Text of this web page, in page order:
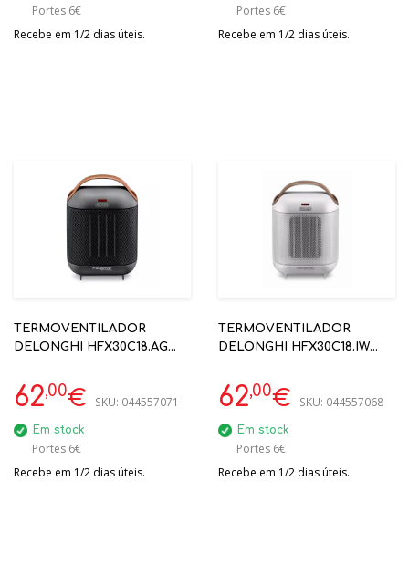
Portes 6€
Recebe em 1/2 dias úteis.
Portes 6€
Recebe em 1/2 dias úteis.
TERMOVENTILADOR
DELONGHI HFX30C18.AG
62,00€ SKU: 044557071
Em stock
Portes 6€
Recebe em 1/2 dias úteis.
TERMOVENTILADOR
DELONGHI HFX30C18.IW
62,00€ SKU: 044557068
Em stock
Portes 6€
Recebe em 1/2 dias úteis.